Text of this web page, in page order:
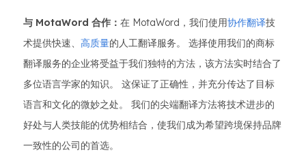
与 MotaWord 合作： 在 MotaWord，我们使用协作翻译技
术提供快速、 高质量的人工翻译服务。 选择使用我们的商标
翻译服务的企业将受益于我们独特的方法，该方法实时结合了
多位语言学家的知识。 这保证了正确性，并充分传达了目标
语言和文化的微妙之处。 我们的尖端翻译方法将技术进步的
好处与人类技能的优势相结合，使我们成为希望跨境保持品牌
一致性的公司的首选。